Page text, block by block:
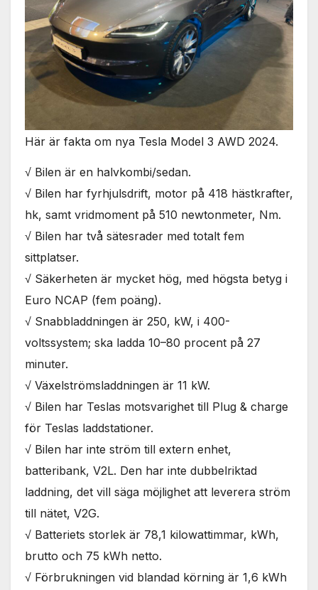
Här är fakta om nya Tesla Model 3 AWD 2024.
√ Bilen är en halvkombi/sedan.
√ Bilen har fyrhjulsdrift, motor på 418 hästkrafter,
hk, samt vridmoment på 510 newtonmeter, Nm.
√ Bilen har två sätesrader med totalt fem
sittplatser.
√ Säkerheten är mycket hög, med högsta betyg i
Euro NCAP (fem poäng).
√ Snabbladdningen är 250, kW, i 400-
voltssystem; ska ladda 10–80 procent på 27
minuter.
√ Växelströmsladdningen är 11 kW.
√ Bilen har Teslas motsvarighet till Plug & charge
för Teslas laddstationer.
√ Bilen har inte ström till extern enhet,
batteribank, V2L. Den har inte dubbelriktad
laddning, det vill säga möjlighet att leverera ström
till nätet, V2G.
√ Batteriets storlek är 78,1 kilowattimmar, kWh,
brutto och 75 kWh netto.
√ Förbrukningen vid blandad körning är 1,6 kWh
används.
Marknadsföring
Genom att dela
med dig av dina
intressen och ditt
beteende när du
chansen att få se
anpassat innehåll